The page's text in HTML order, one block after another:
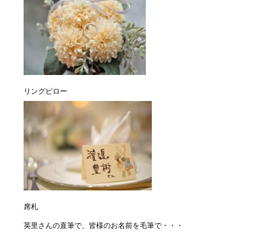
リングピロー
席札
英里さんの直筆で、皆様のお名前を毛筆で・・・